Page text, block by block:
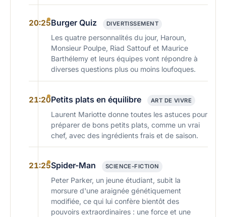
20:25Burger Quiz DIVERTISSEMENT
Les quatre personnalités du jour, Haroun,
Monsieur Poulpe, Riad Sattouf et Maurice
Barthélemy et leurs équipes vont répondre à
diverses questions plus ou moins loufoques.
21:20Petits plats en équilibre ART DE VIVRE
Laurent Mariotte donne toutes les astuces pour
préparer de bons petits plats, comme un vrai
chef, avec des ingrédients frais et de saison.
21:25Spider-Man SCIENCE-FICTION
Peter Parker, un jeune étudiant, subit la
morsure d'une araignée génétiquement
modifiée, ce qui lui confère bientôt des
pouvoirs extraordinaires : une force et une